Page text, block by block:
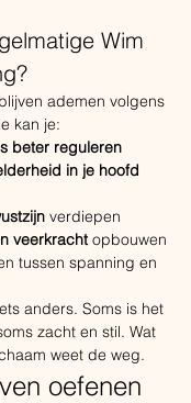
Wim
ademen volgens
kan je:
beter reguleren
in je hoofd
verdiepen
veerkracht opbouwen
tussen spanning en
anders. Soms is het
zacht en stil. Wat
weet de weg.
oefenen